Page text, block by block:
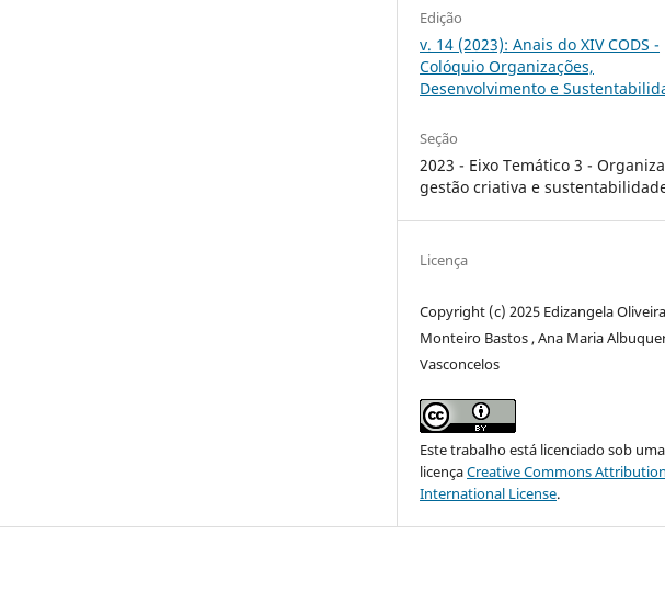
Edição
v. 14 (2023): Anais do XIV CODS -
Colóquio Organizações,
Desenvolvimento e
Seção
2023 - Eixo Temático 3 -
gestão criativa e
Licença
Copyright (c) 2025 Edizangela Oliveira
Monteiro Bastos , Ana Maria
Vasconcelos
Este trabalho está licenciado sob uma
licençaCreative Commons
International License.